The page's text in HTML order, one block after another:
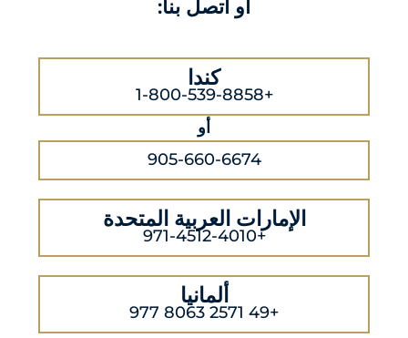
أو اتصل بنا:
كندا
+1-800-539-8858
أو
905-660-6674
الإمارات العربية المتحدة
+971-4512-4010
ألمانيا
+49 2571 8063 977